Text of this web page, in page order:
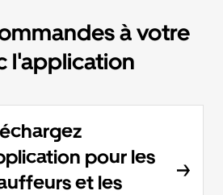
à votre
l'application
pour les
et les